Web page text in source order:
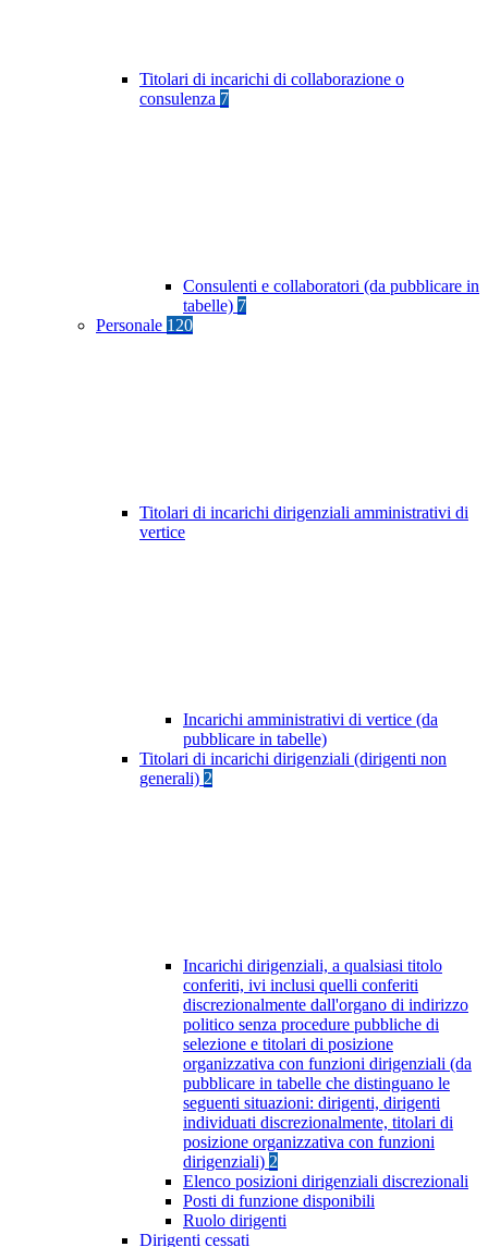
Titolari di incarichi di collaborazione o
consulenza 7
Consulenti e collaboratori (da pubblicare in
tabelle) 7
Personale 120
Titolari di incarichi dirigenziali amministrativi di
vertice
Incarichi amministrativi di vertice (da
pubblicare in tabelle)
Titolari di incarichi dirigenziali (dirigenti non
generali) 2
Incarichi dirigenziali, a qualsiasi titolo
conferiti, ivi inclusi quelli conferiti
discrezionalmente dall'organo di indirizzo
politico senza procedure pubbliche di
selezione e titolari di posizione
organizzativa con funzioni dirigenziali (da
pubblicare in tabelle che distinguano le
seguenti situazioni: dirigenti, dirigenti
individuati discrezionalmente, titolari di
posizione organizzativa con funzioni
dirigenziali) 2
Elenco posizioni dirigenziali discrezionali
Posti di funzione disponibili
Ruolo dirigenti
Dirigenti cessati